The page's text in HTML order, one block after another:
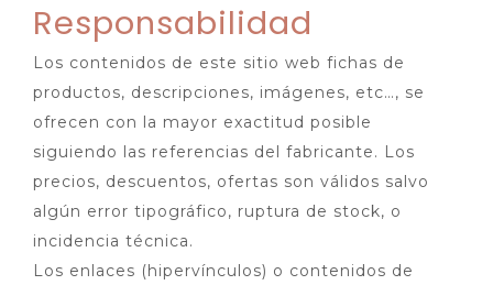
Responsabilidad
Los contenidos de este sitio web fichas de
productos, descripciones, imágenes, etc…, se
ofrecen con la mayor exactitud posible
siguiendo las referencias del fabricante. Los
precios, descuentos, ofertas son válidos salvo
algún error tipográfico, ruptura de stock, o
incidencia técnica.
Los enlaces (hipervínculos) o contenidos de